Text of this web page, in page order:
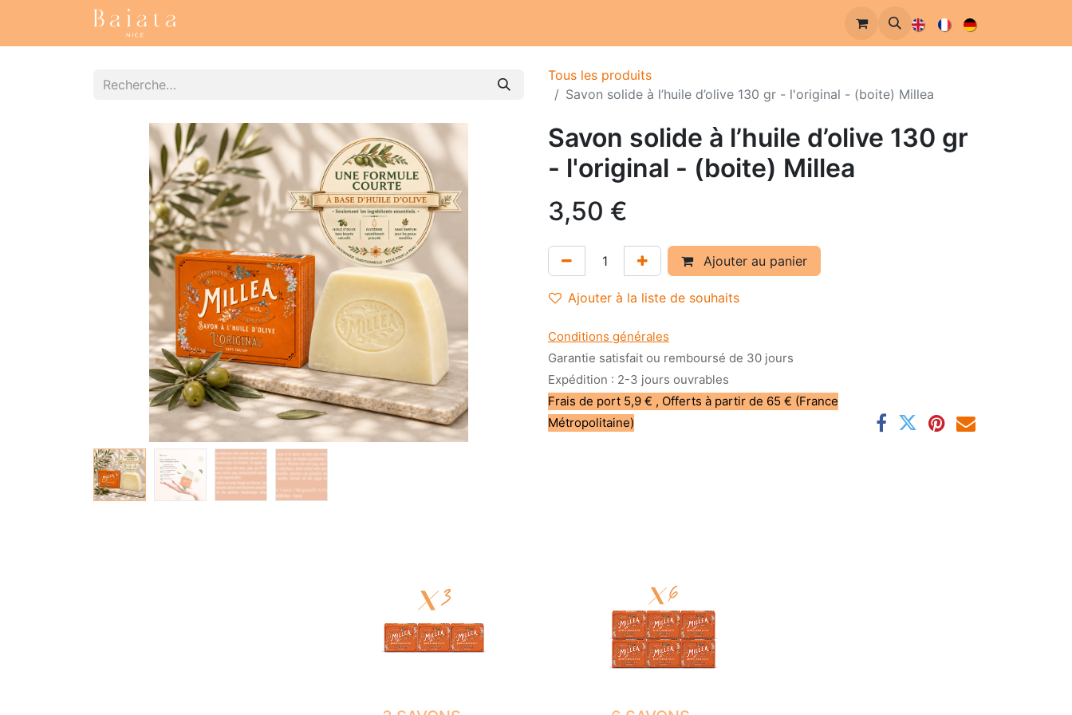
Tous les produits
Savon solide à l’huile d’olive 130 gr - l'original - (boite) Millea
Savon solide à l’huile d’olive 130 gr
- l'original - (boite) Millea
3,50 €
Ajouter au panier
Ajouter à la liste de souhaits
Conditions générales
Garantie satisfait ou remboursé de 30 jours
Expédition : 2-3 jours ouvrables
Frais de port 5,9 € , Offerts à partir de 65 € (France
Métropolitaine)